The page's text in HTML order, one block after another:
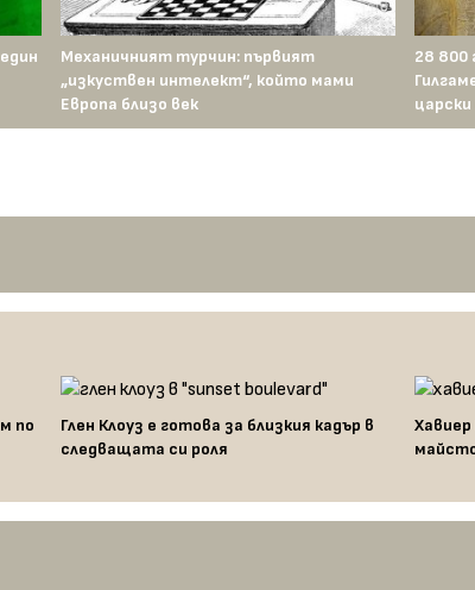
Механичният турчин: първият
„изкуствен интелект“, който мами
Европа близо век
28 800
царски
по
Глен Клоуз е готова за близкия кадър в
следващата си роля